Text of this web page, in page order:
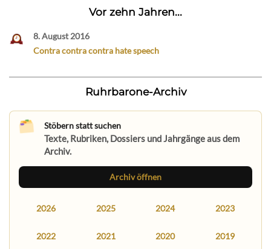
Vor zehn Jahren...
8. August 2016
Contra contra contra hate speech
Ruhrbarone-Archiv
Stöbern statt suchen
Texte, Rubriken, Dossiers und Jahrgänge aus dem
Archiv.
Archiv öffnen
2026 2025 2024 2023
2022 2021 2020 2019